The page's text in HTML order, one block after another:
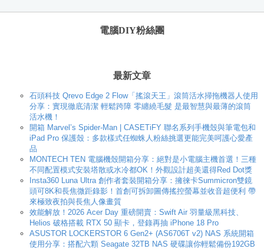
電腦DIY粉絲團
最新文章
石頭科技 Qrevo Edge 2 Flow「搖滾天王」滾筒活水掃拖機器人使用
分享：實現徹底清潔 輕鬆跨障 零纏繞毛髮 是最智慧與最薄的滾筒
活水機！
開箱 Marvel’s Spider-Man | CASETiFY 聯名系列手機殼與筆電包和
iPad Pro 保護殼：多款樣式任蜘蛛人粉絲挑選更能完美呵護心愛產
品
MONTECH TEN 電腦機殼開箱分享：絕對是小電腦主機首選！三種
不同配置模式安裝塔散或水冷都OK！外觀設計超美還得Red Dot獎
Insta360 Luna Ultra 創作者套裝開箱分享：擁徠卡Summicron雙鏡
頭可8K和長焦微距錄影！首創可拆卸圖傳搖控螢幕並收音超便利 帶
來極致夜拍與長焦人像畫質
效能解放！2026 Acer Day 重磅開賣：Swift Air 羽量級黑科技、
Helios 破格搭載 RTX 50 顯卡，登錄再抽 iPhone 18 Pro
ASUSTOR LOCKERSTOR 6 Gen2+ (AS6706T v2) NAS 系統開箱
使用分享：搭配六顆 Seagate 32TB NAS 硬碟讓你輕鬆備份192GB